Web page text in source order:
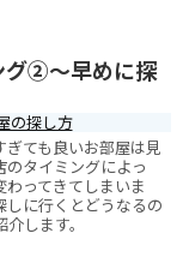
グ②～早めに探
の探し方
ても良いお部屋は見
タイミングによっ
ってきてしまいま
しに行くとどうなるの
します。